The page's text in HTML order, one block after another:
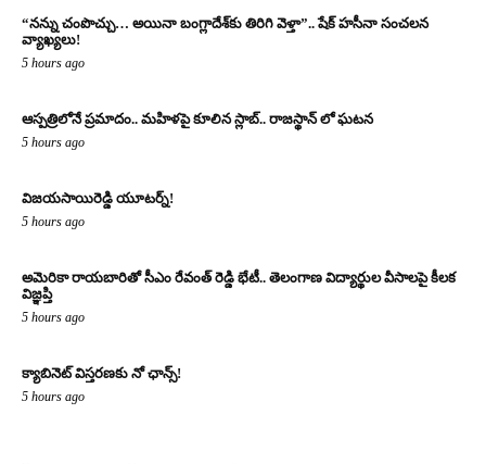
“నన్ను చంపొచ్చు… అయినా బంగ్లాదేశ్‌కు తిరిగి వెళ్తా”.. షేక్ హసీనా సంచలన
వ్యాఖ్యలు!
5 hours ago
ఆస్పత్రిలోనే ప్రమాదం.. మహిళపై కూలిన స్లాబ్‌.. రాజస్థాన్ లో ఘటన
5 hours ago
విజయసాయిరెడ్డి యూటర్న్!
5 hours ago
అమెరికా రాయబారితో సీఎం రేవంత్ రెడ్డి భేటీ.. తెలంగాణ విద్యార్థుల వీసాలపై కీలక
విజ్ఞప్తి
5 hours ago
క్యాబినెట్ విస్తరణకు నో ఛాన్స్!
5 hours ago